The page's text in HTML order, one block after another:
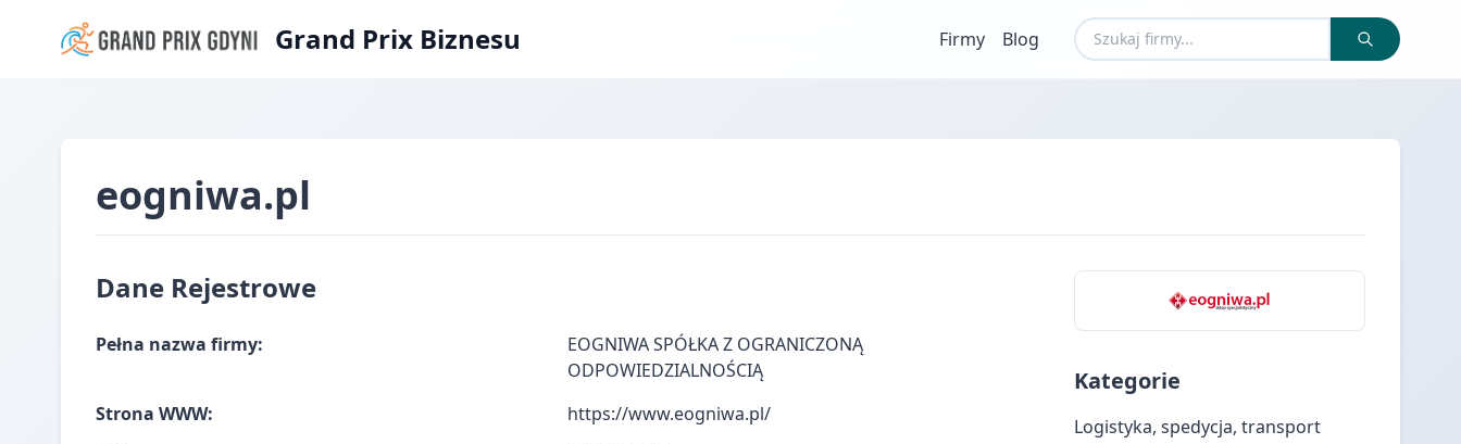
Grand Prix Biznesu Firmy Blog
eogniwa.pl
Kategorie
Logistyka, spedycja, transport
Dane Rejestrowe
Pełna nazwa firmy:
EOGNIWA SPÓŁKA Z OGRANICZONĄ
ODPOWIEDZIALNOŚCIĄ
Strona WWW:
https://www.eogniwa.pl/